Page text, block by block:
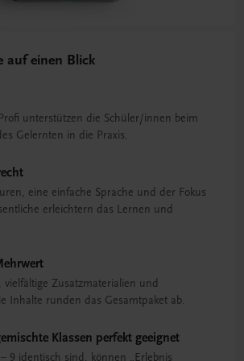
auf einen Blick
unterstützen die Schüler/innen beim
Gelernten in die Praxis.
eine einfache Sprache und der Fokus
erleichtern das Lernen und
vielfältige Zusatzmaterialien und
Inhalte runden das Gesamtpaket ab.
Klassen perfekt geeignet
9 identisch sind, können „Erlebnis